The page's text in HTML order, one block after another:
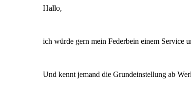
Hallo,
ich würde gern mein Federbein einem Service
Und kennt jemand die Grundeinstellung ab